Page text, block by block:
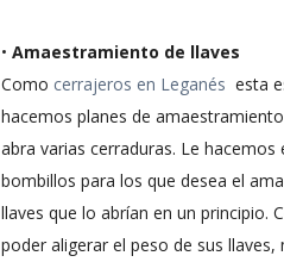
• Amaestramiento de llaves
Como cerrajeros en Leganés esta
hacemos planes de
abra varias cerraduras. Le
bombillos para los que desea el
llaves que lo abrían en un principio.
poder aligerar el peso de sus